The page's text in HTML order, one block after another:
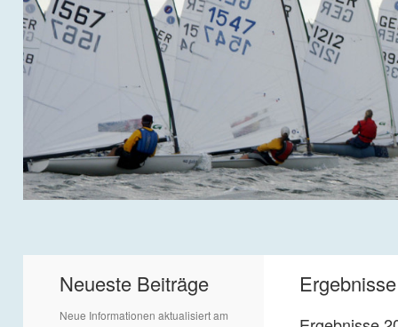
Neueste Beiträge
Neue Informationen aktualisiert am